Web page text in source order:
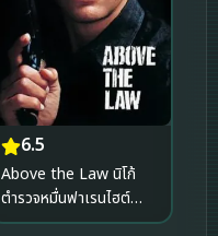
6.5
Above the Law นิโก้
ตำรวจหมื่นฟาเรนไฮต์
(1988)